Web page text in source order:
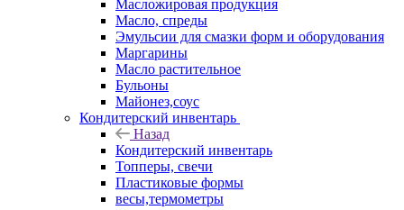
Масложировая продукция
Масло, спреды
Эмульсии для смазки форм и оборудования
Маргарины
Масло растительное
Бульоны
Майонез,соус
Кондитерский инвентарь
Назад
Кондитерский инвентарь
Топперы, свечи
Пластиковые формы
весы,термометры